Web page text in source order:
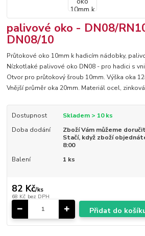
palivové oko - DN08/
DN08/10
Průtokové oko 10mm k hadicím nádobky,
Nízkotlaké palivové oko DN08 - pro hadici s
Otvor pro průtokový šroub 10mm. Výška oka
Vnější průměr oka 20mm. Materiál ocel,
Dostupnost
Skladem > 10 ks
Doba dodání
Zboží Vám můžeme
Stačí, když zboží
8:00
Balení
1 ks
82 Kč/ks
68 Kč bez DPH
Přidat do